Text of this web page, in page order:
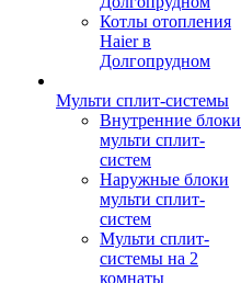
Котлы отопления
Haier в
Долгопрудном
Мульти сплит-системы
Внутренние блоки
мульти сплит-
систем
Наружные блоки
мульти сплит-
систем
Мульти сплит-
системы на 2
комнаты